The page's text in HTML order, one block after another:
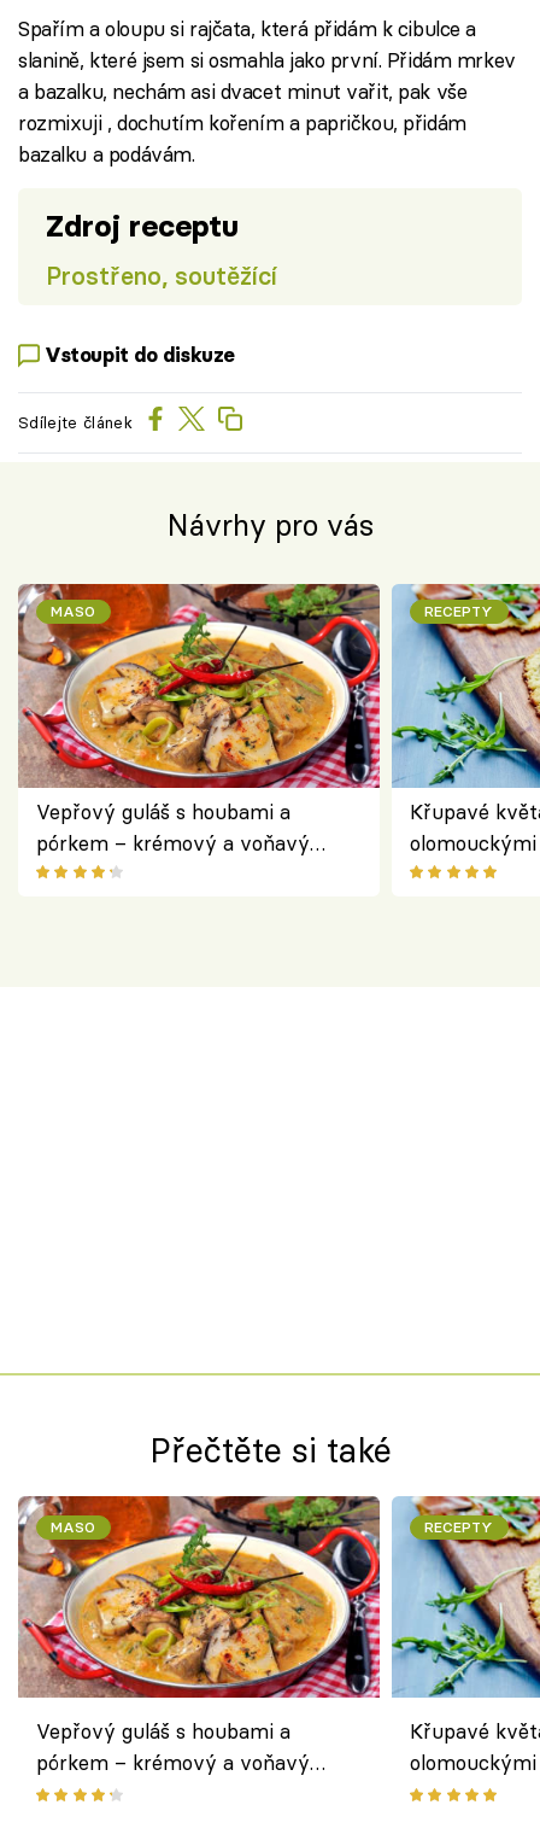
Spařím a oloupu si rajčata, která přidám k cibulce a
slanině, které jsem si osmahla jako první. Přidám mrkev
a bazalku, nechám asi dvacet minut vařit, pak vše
rozmixuji , dochutím kořením a papričkou, přidám
bazalku a podávám.
Zdroj receptu
Prostřeno, soutěžící
Vstoupit do diskuze
Sdílejte článek
Návrhy pro vás
MASO
Vepřový guláš s houbami a
pórkem – krémový a voňavý
pokrm z jednoho hrnce
RECEPTY
Křupavé
bezlepkový
Přečtěte si také
MASO
Vepřový guláš s houbami a
pórkem – krémový a voňavý
pokrm z jednoho hrnce
RECEPTY
Křupavé
bezlepkový